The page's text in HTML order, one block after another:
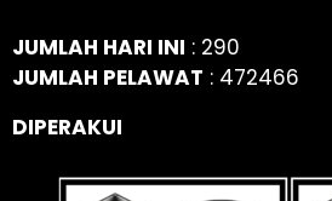
JUMLAH HARI INI : 290
JUMLAH PELAWAT : 472466
DIPERAKUI